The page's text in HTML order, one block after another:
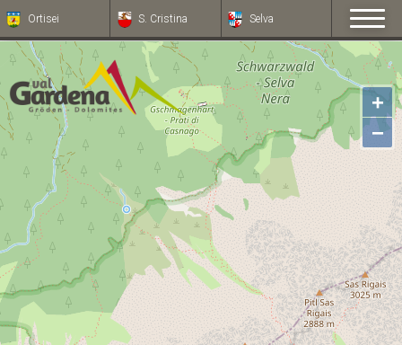
Ortisei S. Cristina Selva
+
−